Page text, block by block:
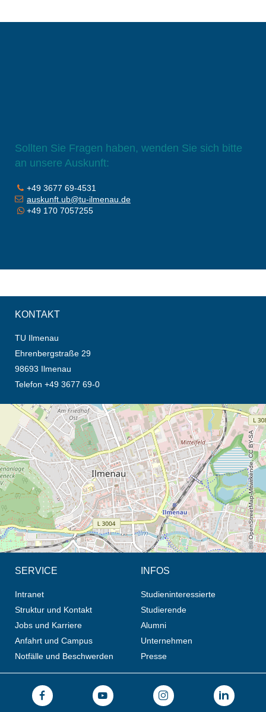
Sollten Sie Fragen haben, wenden Sie sich bitte
an unsere Auskunft:
+49 3677 69-4531
auskunft.ub@tu-ilmenau.de
+49 170 7057255
KONTAKT
TU Ilmenau
Ehrenbergstraße 29
98693 Ilmenau
Telefon +49 3677 69-0
Öffnet die Anfahrtsbeschreibung in neuem Tab (Karte)
© OpenStreetMap-Mitwirkende, CC BY-SA
SERVICE
Intranet
Struktur und Kontakt
Jobs und Karriere
Anfahrt und Campus
Notfälle und Beschwerden
INFOS
Studieninteressierte
Studierende
Alumni
Unternehmen
Presse